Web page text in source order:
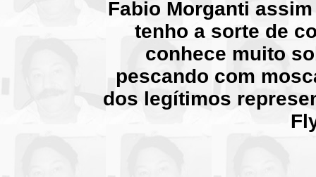
Fabio Morganti
tenho a sorte de
conhece muito
pescando com
dos legítimos